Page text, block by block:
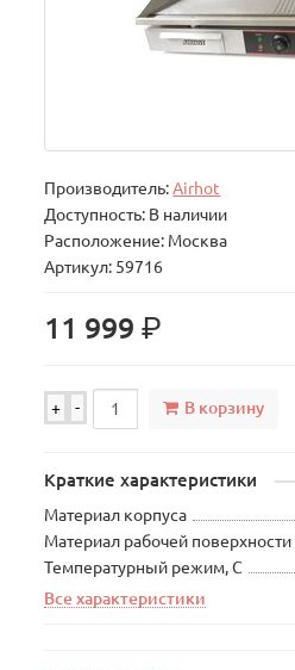
Производитель:Airhot
Доступность: В наличии
Расположение: Москва
Артикул: 59716
11 999р.
+ - В корзину
Краткие характеристики
Материал корпуса
Материал рабочей поверхности
Температурный режим, С
Все характеристики